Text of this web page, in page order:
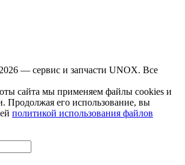
— сервис и запчасти UNOX. Все
сайта мы применяем файлы cookies и
Продолжая его использование, вы
политикой использования файлов